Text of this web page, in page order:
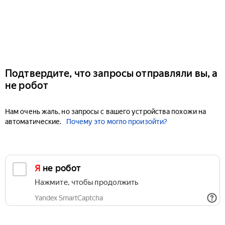
Подтвердите, что запросы отправляли вы, а
не робот
Нам очень жаль, но запросы с вашего устройства похожи на
автоматические.
Почему это могло произойти?
Я не робот
Нажмите, чтобы продолжить
Yandex SmartCaptcha